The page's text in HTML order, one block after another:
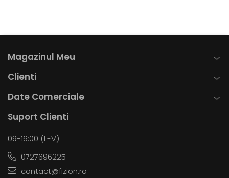
Magazinul Meu
Clienti
Date Comerciale
Suport Clienti
09-16:00 (L-V)
0727696225
contact@fizion.ro